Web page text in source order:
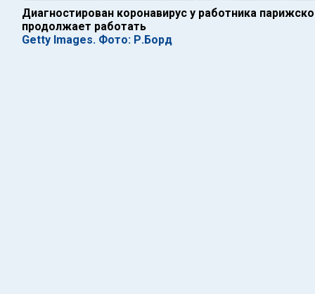
Диагностирован коронавирус у работника
продолжает работать
Getty Images. Фото: Р.Борд